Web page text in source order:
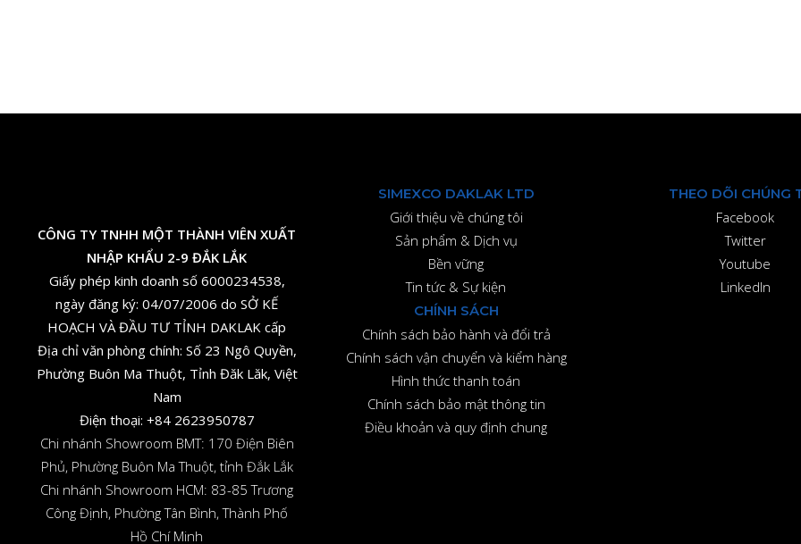
CÔNG TY TNHH MỘT THÀNH VIÊN XUẤT
NHẬP KHẨU 2-9 ĐẮK LẮK
Giấy phép kinh doanh số 6000234538,
ngày đăng ký: 04/07/2006 do SỞ KẾ
HOẠCH VÀ ĐẦU TƯ TỈNH DAKLAK cấp
Địa chỉ văn phòng chính: Số 23 Ngô Quyền,
Phường Buôn Ma Thuột, Tỉnh Đăk Lăk, Việt
Nam
Điện thoại: +84 2623950787
Chi nhánh Showroom BMT: 170 Điện Biên
Phủ, Phường Buôn Ma Thuột, tỉnh Đắk Lắk
Chi nhánh Showroom HCM: 83-85 Trương
Công Định, Phường Tân Bình, Thành Phố
Hồ Chí Minh
SIMEXCO DAKLAK LTD
Giới thiệu về chúng tôi
Sản phẩm & Dịch vụ
Bền vững
Tin tức & Sự kiện
CHÍNH SÁCH
Chính sách bảo hành và đổi trả
Chính sách vận chuyển và kiểm hàng
Hình thức thanh toán
Chính sách bảo mật thông tin
Điều khoản và quy định chung
THEO DÕI CHÚNG
Facebook
Twitter
Youtube
LinkedIn